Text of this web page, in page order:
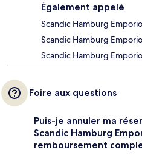
Également appelé
Scandic Hamburg
Scandic Hamburg
Scandic Hamburg
Foire aux questions
Puis-je annuler ma
Scandic Hamburg
remboursement